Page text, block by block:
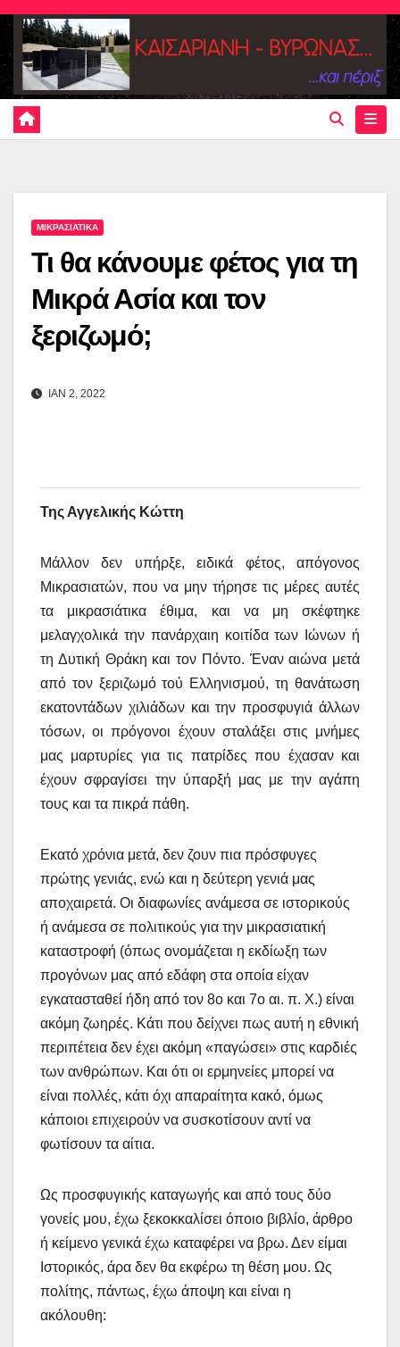
Skip
content
ΜΙΚΡΑΣΙΑΤΙΚΑ
Τι θα κάνουμε φέτος για τη
Μικρά Ασία και τον
ξεριζωμό;
ΙΑΝ 2, 2022
Της Αγγελικής Κώττη
Μάλλον δεν υπήρξε, ειδικά φέτος, απόγονος
Μικρασιατών, που να μην τήρησε τις μέρες αυτές
τα μικρασιάτικα έθιμα, και να μη σκέφτηκε
μελαγχολικά την πανάρχαιη κοιτίδα των Ιώνων ή
τη Δυτική Θράκη και τον Πόντο. Έναν αιώνα μετά
από τον ξεριζωμό τού Ελληνισμού, τη θανάτωση
εκατοντάδων χιλιάδων και την προσφυγιά άλλων
τόσων, οι πρόγονοι έχουν σταλάξει στις μνήμες
μας μαρτυρίες για τις πατρίδες που έχασαν και
έχουν σφραγίσει την ύπαρξή μας με την αγάπη
τους και τα πικρά πάθη.
Εκατό χρόνια μετά, δεν ζουν πια πρόσφυγες
πρώτης γενιάς, ενώ και η δεύτερη γενιά μας
αποχαιρετά. Οι διαφωνίες ανάμεσα σε ιστορικούς
ή ανάμεσα σε πολιτικούς για την μικρασιατική
καταστροφή (όπως ονομάζεται η εκδίωξη των
προγόνων μας από εδάφη στα οποία είχαν
εγκατασταθεί ήδη από τον 8ο και 7ο αι. π. Χ.) είναι
ακόμη ζωηρές. Κάτι που δείχνει πως αυτή η εθνική
περιπέτεια δεν έχει ακόμη «παγώσει» στις καρδιές
των ανθρώπων. Και ότι οι ερμηνείες μπορεί να
είναι πολλές, κάτι όχι απαραίτητα κακό, όμως
κάποιοι επιχειρούν να συσκοτίσουν αντί να
φωτίσουν τα αίτια.
Ως προσφυγικής καταγωγής και από τους δύο
γονείς μου, έχω ξεκοκκαλίσει όποιο βιβλίο, άρθρο
ή κείμενο γενικά έχω καταφέρει να βρω. Δεν είμαι
Ιστορικός, άρα δεν θα εκφέρω τη θέση μου. Ως
πολίτης, πάντως, έχω άποψη και είναι η
ακόλουθη: